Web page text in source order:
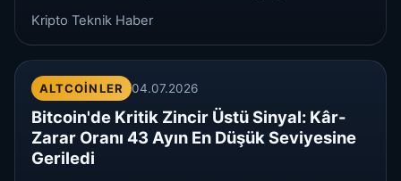
Kripto Teknik Haber
ALTCOINLER 04.07.2026
Bitcoin'de Kritik Zincir Üstü Sinyal: Kâr-
Zarar Oranı 43 Ayın En Düşük Seviyesine
Geriledi